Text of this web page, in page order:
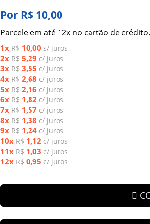
Por R$ 10,00
Parcele em até 12x no cartão de crédito.
1x R$ 10,00 s/ juros
2x R$ 5,29 c/ juros
3x R$ 3,55 c/ juros
4x R$ 2,68 c/ juros
5x R$ 2,16 c/ juros
6x R$ 1,82 c/ juros
7x R$ 1,57 c/ juros
8x R$ 1,38 c/ juros
9x R$ 1,24 c/ juros
10x R$ 1,12 c/ juros
11x R$ 1,03 c/ juros
12x R$ 0,95 c/ juros